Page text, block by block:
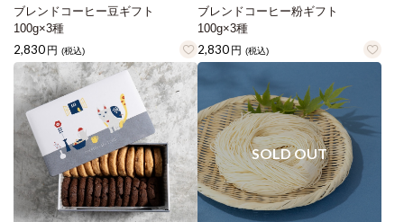
ブレンドコーヒー豆ギフト
100g×3種
2,830 円 (税込)
ブレンドコーヒー粉ギフト
100g×3種
2,830 円 (税込)